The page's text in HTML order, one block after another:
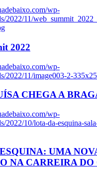
wp-
2022/11/
2022
wp-
2022/11/image003-2-
CHEGA A
wp-
2022/10/lota-da-esquina-
UMA
NA CARREIRA DO